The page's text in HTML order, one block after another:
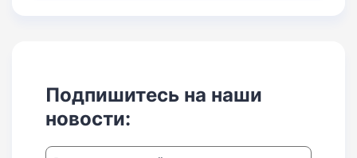
Подпишитесь на наши
новости: